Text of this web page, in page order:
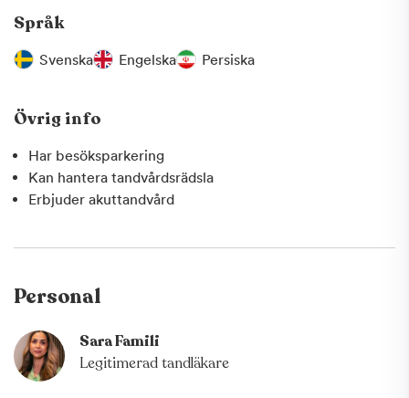
Språk
Svenska Engelska Persiska
Övrig info
Har besöksparkering
Kan hantera tandvårdsrädsla
Erbjuder akuttandvård
Personal
Sara Famili
Legitimerad tandläkare